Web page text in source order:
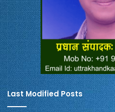
Last Modified Posts